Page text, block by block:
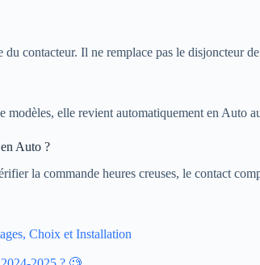
contacteur. Il ne remplace pas le disjoncteur
elle revient automatiquement en Auto
Auto ?
la commande heures creuses, le contact
Choix et Installation